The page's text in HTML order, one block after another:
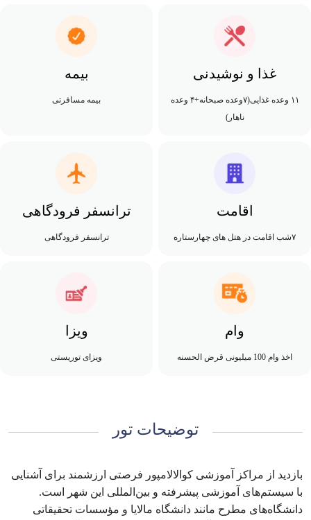
غذا و نوشیدنی
۱۱ وعده غذایی(۷وعده صبحانه+۴ وعده
ناهار)
بیمه
بیمه مسافرتی
اقامت
۷شب اقامت در هتل های چهارستاره
ترانسفر فرودگاهی
ترانسفر فرودگاهی
وام
اخذ وام 100 میلیونی قرض الحسنه
ویزا
ویزای توریستی
توضیحات تور
بازدید از مراکز آموزشی کوالالامپور فرصتی ارزشمند برای آشنایی
با سیستم‌های آموزشی پیشرفته و بین‌المللی این شهر است.
دانشگاه‌های مطرح مانند دانشگاه مالایا و مؤسسات تحقیقاتی